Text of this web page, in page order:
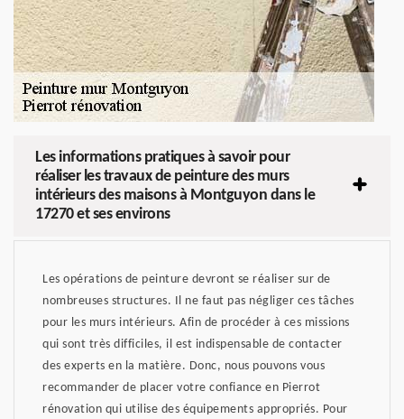
Les informations pratiques à savoir pour
réaliser les travaux de peinture des murs
intérieurs des maisons à Montguyon dans le
17270 et ses environs
Les opérations de peinture devront se réaliser sur de
nombreuses structures. Il ne faut pas négliger ces tâches
pour les murs intérieurs. Afin de procéder à ces missions
qui sont très difficiles, il est indispensable de contacter
des experts en la matière. Donc, nous pouvons vous
recommander de placer votre confiance en Pierrot
rénovation qui utilise des équipements appropriés. Pour